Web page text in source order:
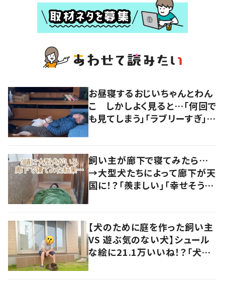
お昼寝するおじいちゃんとわん
こ しかしよく見ると…「何回で
も見てしまう」「ラブリーすぎ」の
飼い主が廊下で寝てみたら…
→大型犬たちによって廊下が天
国に！？「羨ましい」「幸せそう」
【犬のために庭を作った飼い主
VS 遊ぶ気のない犬】シュール
な絵に21.1万いいね！？「犬の